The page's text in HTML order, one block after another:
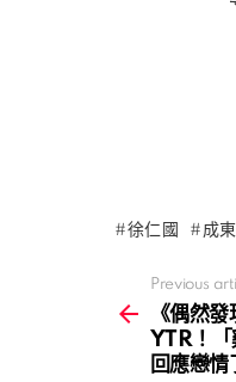
徐仁國 成
more
Previous
《偶然
YTR！「
回應戀情